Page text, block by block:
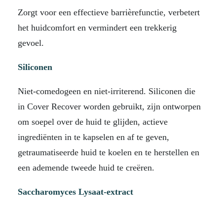
Zorgt voor een effectieve barrièrefunctie, verbetert
het huidcomfort en vermindert een trekkerig
gevoel.
Siliconen
Niet-comedogeen en niet-irriterend. Siliconen die
in Cover Recover worden gebruikt, zijn ontworpen
om soepel over de huid te glijden, actieve
ingrediënten in te kapselen en af ​​te geven,
getraumatiseerde huid te koelen en te herstellen en
een ademende tweede huid te creëren.
Saccharomyces Lysaat-extract